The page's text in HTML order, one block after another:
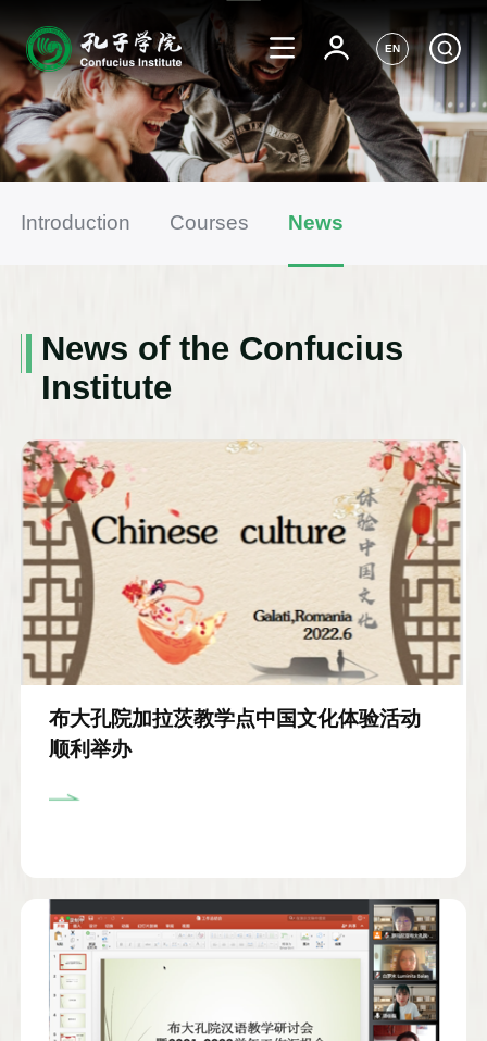
EN
Introduction Courses News
News of the Confucius
Institute
布大孔院加拉茨教学点中国文化体验活动
顺利举办